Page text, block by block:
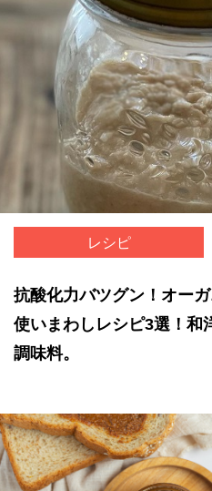
レシピ
抗酸化力バツグン！オー
使いまわしレシピ3選！和
調味料。